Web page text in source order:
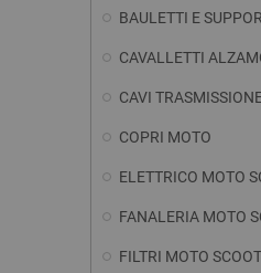
BAULETTI E
CAVALLETTI
CAVI
COPRI MOTO
ELETTRICO MOTO
FANALERIA MOTO
FILTRI MOTO